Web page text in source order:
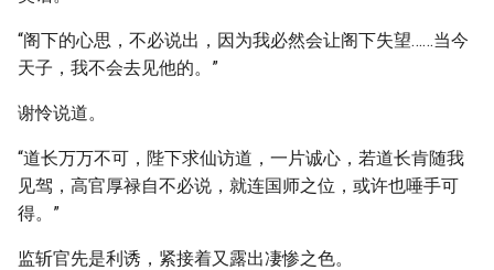
“阁下的心思，不必说出，因为我必然会让阁下失望……当今
天子，我不会去见他的。”
谢怜说道。
“道长万万不可，陛下求仙访道，一片诚心，若道长肯随我
见驾，高官厚禄自不必说，就连国师之位，或许也唾手可
得。”
监斩官先是利诱，紧接着又露出凄惨之色。